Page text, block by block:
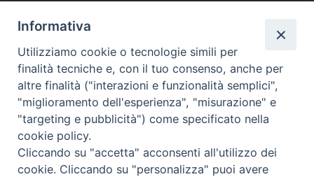
Diocesi di Acireale
Informativa
Utilizziamo cookie o tecnologie simili per
finalità tecniche e, con il tuo consenso, anche per
altre finalità ("interazioni e funzionalità semplici",
"miglioramento dell'esperienza", "misurazione" e
"targeting e pubblicità") come specificato nella
cookie policy.
Cliccando su "accetta" acconsenti all'utilizzo dei
cookie. Cliccando su "personalizza" puoi avere